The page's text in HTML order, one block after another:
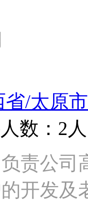
省/太原市
数：2人
责公
开发及